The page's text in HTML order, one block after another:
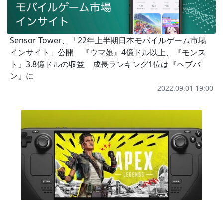
Sensor Tower、「22年上半期日本モバイルゲーム市場
インサイト」公開 『ウマ娘』4億ドル以上、『モンス
ト』3.8億ドルの収益 成長ランキング1位は『ヘブバ
ン』に
2022.09.01 19:00